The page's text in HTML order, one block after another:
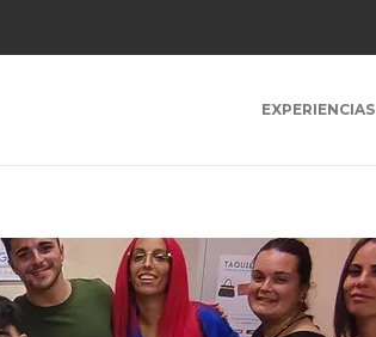
EXPERIENCIAS